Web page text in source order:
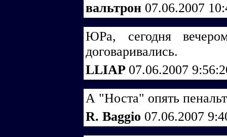
вальтрон 07.06.2007
ЮРа, сегодня
договаривались.
LLIAP 07.06.2007
А "Носта" опять
R. Baggio 07.06.2007